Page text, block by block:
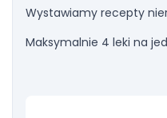
Wystawiamy recepty
Maksymalnie 4 leki na